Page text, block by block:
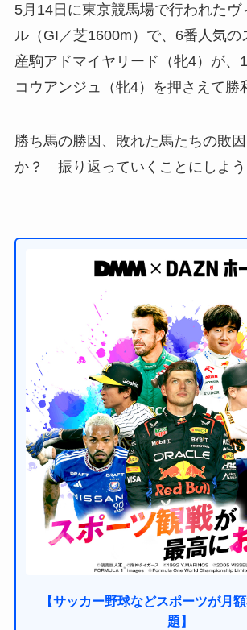
5月14日に東京競馬場で行われたヴ
ル（GI／芝1600m）で、6番人気の
産駒アドマイヤリード（牝4）が、
コウアンジュ（牝4）を押さえて勝
勝ち馬の勝因、敗れた馬たちの敗
か？ 振り返っていくことにしよう
【サッカー野球などスポーツが月
題】